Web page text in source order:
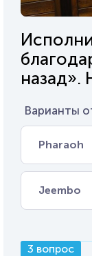
назад».
Варианты
Pharaoh
Jeembo
3 вопрос